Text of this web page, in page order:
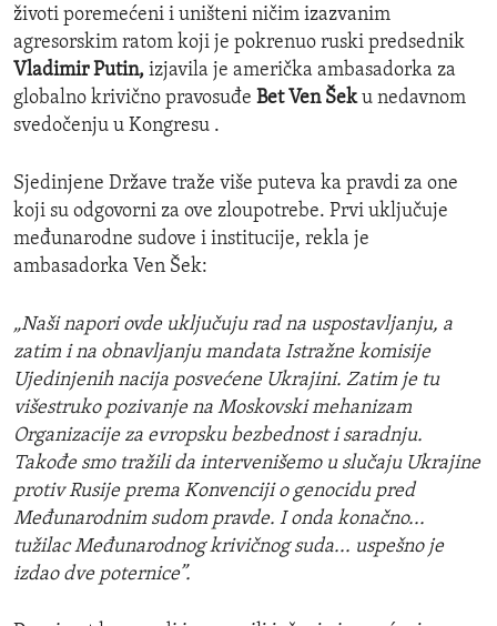
životi poremećeni i uništeni ničim izazvanim
agresorskim ratom koji je pokrenuo ruski predsednik
Vladimir Putin, izjavila je američka ambasadorka za
globalno krivično pravosuđe Bet Ven Šeku nedavnom
svedočenju u Kongresu .
Sjedinjene Države traže više puteva ka pravdi za one
koji su odgovorni za ove zloupotrebe. Prvi uključuje
međunarodne sudove i institucije, rekla je
ambasadorka Ven Šek:
„Naši napori ovde uključuju rad na uspostavljanju, a
zatim i na obnavljanju mandata Istražne komisije
Ujedinjenih nacija posvećene Ukrajini. Zatim je tu
višestruko pozivanje na Moskovski mehanizam
Organizacije za evropsku bezbednost i saradnju.
Takođe smo tražili da intervenišemo u slučaju Ukrajine
protiv Rusije prema Konvenciji o genocidu pred
Međunarodnim sudom pravde. I onda konačno...
tužilac Međunarodnog krivičnog suda... uspešno je
izdao dve poternice”.